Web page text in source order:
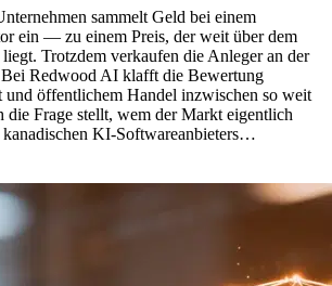
sammelt Geld bei einem
ein — zu einem Preis, der weit über dem
Trotzdem verkaufen die Anleger an der
Redwood AI klafft die Bewertung
und öffentlichem Handel inzwischen so weit
die Frage stellt, wem der Markt eigentlich
KI-Softwareanbieters…